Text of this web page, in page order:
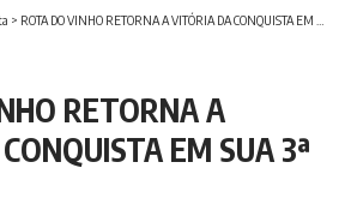
> ROTA DO VINHO RETORNA A VITÓRIA DA CONQUISTA EM SUA 3ª EDIÇÃO
RETORNA A
EM SUA 3ª